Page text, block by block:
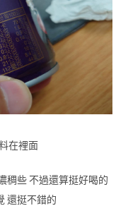
在裡面
稠些 不過還算挺好喝的
還挺不錯的